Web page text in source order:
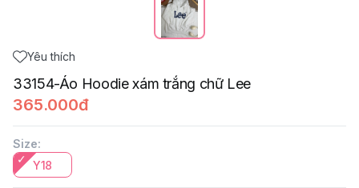
Yêu thích
33154-Áo Hoodie xám trắng chữ Lee
365.000đ
Size:
Y18